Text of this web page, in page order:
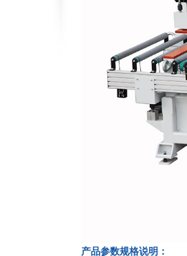
产品参数规格说明：